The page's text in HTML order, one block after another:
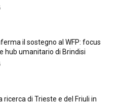
il sostegno al WFP: focus
hub umanitario di Brindisi
ricerca di Trieste e del Friuli in